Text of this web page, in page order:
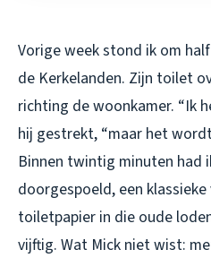
Vorige week stond ik om
de Kerkelanden. Zijn toilet
richting de woonkamer. “Ik
hij gestrekt, “maar het
Binnen twintig minuten had
doorgespoeld, een
toiletpapier in die oude
vijftig. Wat Mick niet wist: